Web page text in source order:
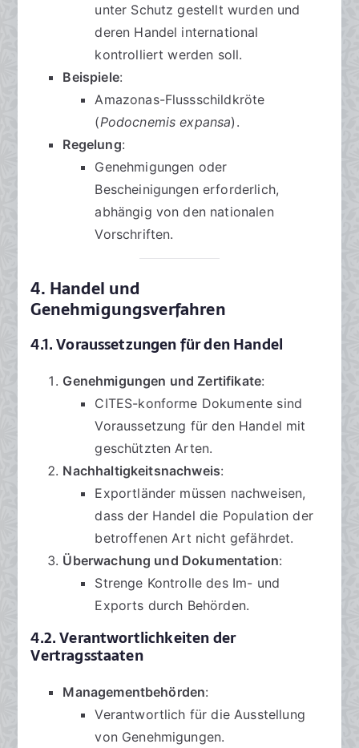
unter Schutz gestellt wurden und
deren Handel international
kontrolliert werden soll.
Beispiele:
Amazonas-Flussschildkröte
(Podocnemis expansa).
Regelung:
Genehmigungen oder
Bescheinigungen erforderlich,
abhängig von den nationalen
Vorschriften.
4. Handel und
Genehmigungsverfahren
4.1. Voraussetzungen für den Handel
Genehmigungen und Zertifikate:
CITES-konforme Dokumente sind
Voraussetzung für den Handel mit
geschützten Arten.
Nachhaltigkeitsnachweis:
Exportländer müssen nachweisen,
dass der Handel die Population der
betroffenen Art nicht gefährdet.
Überwachung und Dokumentation:
Strenge Kontrolle des Im- und
Exports durch Behörden.
4.2. Verantwortlichkeiten der
Vertragsstaaten
Managementbehörden:
Verantwortlich für die Ausstellung
von Genehmigungen.